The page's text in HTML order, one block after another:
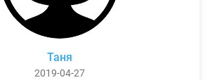
Таня
2019-04-27